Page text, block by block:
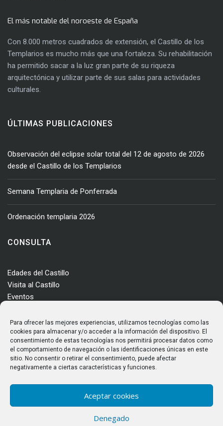
Para ofrecer las mejores experiencias, utilizamos tecnologías como las
cookies para almacenar y/o acceder a la información del dispositivo. El
consentimiento de estas tecnologías nos permitirá procesar datos como
el comportamiento de navegación o las identificaciones únicas en este
sitio. No consentir o retirar el consentimiento, puede afectar
negativamente a ciertas características y funciones.
Aceptar cookies
Denegado
El más notable del noroeste de España
Con 8.000 metros cuadrados de extensión, el Castillo de los
Templarios es mucho más que una fortaleza. Su rehabilitación
ha permitido sacar a la luz gran parte de su riqueza
arquitectónica y utilizar parte de sus salas para actividades
culturales.
ÚLTIMAS PUBLICACIONES
Observación del eclipse solar total del 12 de agosto de 2026
desde el Castillo de los Templarios
Semana Templaria de Ponferrada
Ordenación templaria 2026
CONSULTA
Edades del Castillo
Visita al Castillo
Eventos
Enclave
Más información
Consultas
Horarios y tarifas
© Castillo de los Templarios. Todos los derechos reservados